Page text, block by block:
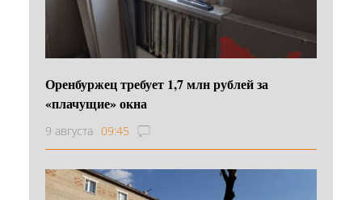
Оренбуржец требует 1,7 млн рублей за
«плачущие» окна
9 августа 09:45